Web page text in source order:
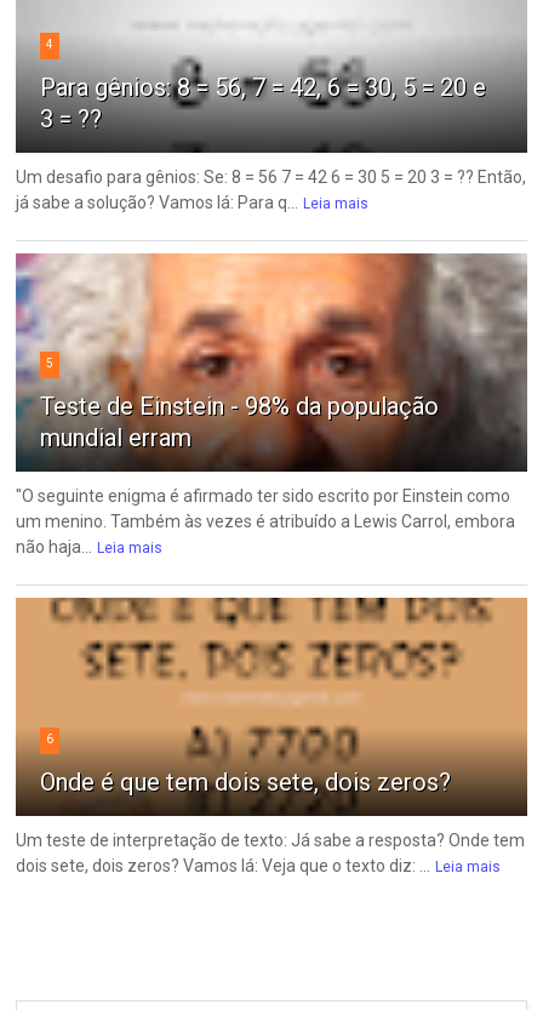
4
Para gênios: 8 = 56, 7 = 42, 6 = 30, 5 = 20 e
3 = ??
Um desafio para gênios: Se: 8 = 56 7 = 42 6 = 30 5 = 20 3 = ?? Então,
já sabe a solução? Vamos lá: Para q...
Leia mais
5
Teste de Einstein - 98% da população
mundial erram
"O seguinte enigma é afirmado ter sido escrito por Einstein como
um menino. Também às vezes é atribuído a Lewis Carrol, embora
não haja...
Leia mais
6
Onde é que tem dois sete, dois zeros?
Um teste de interpretação de texto: Já sabe a resposta? Onde tem
dois sete, dois zeros? Vamos lá: Veja que o texto diz: ...
Leia mais